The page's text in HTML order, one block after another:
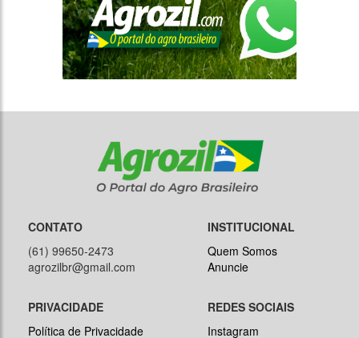
CONTATO
(61) 99650-2473
agrozilbr@gmail.com
INSTITUCIONAL
Quem Somos
Anuncie
PRIVACIDADE
Política de Privacidade
REDES SOCIAIS
Instagram